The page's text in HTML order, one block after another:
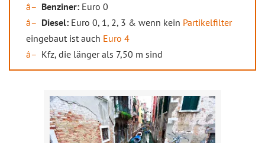
Benziner: Euro 0
Diesel: Euro 0, 1, 2, 3 & wenn kein Partikelfilter
eingebaut ist auch Euro 4
Kfz, die länger als 7,50 m sind